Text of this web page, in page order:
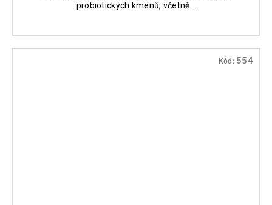
probiotických kmenů, včetně...
Kód: 554